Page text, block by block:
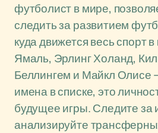
футболист в мире,
следить за развитием
куда движется весь спорт
Ямаль, Эрлинг Холанд,
Беллингем и Майкл Олисе
имена в списке, это
будущее игры. Следите за
анализируйте